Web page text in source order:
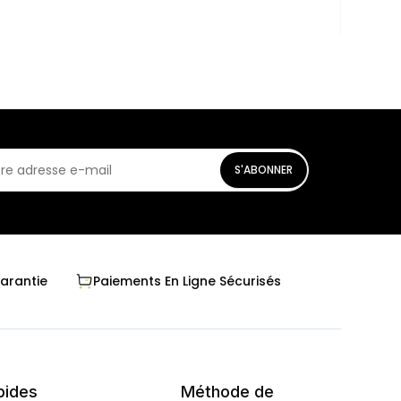
S'ABONNER
Paiements En Ligne Sécurisés
Méthode de